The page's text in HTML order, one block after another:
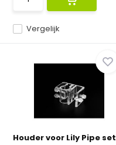
Vergelijk
Houder voor Lily Pipe set